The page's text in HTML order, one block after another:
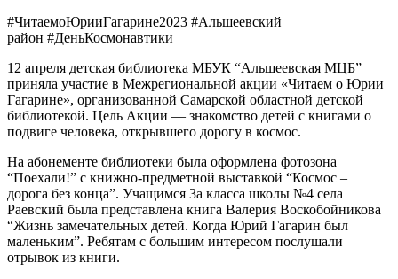
#ЧитаемоЮрииГагарине2023 #Альшеевский
район #ДеньКосмонавтики
12 апреля детская библиотека МБУК “Альшеевская МЦБ”
приняла участие в Межрегиональной акции «Читаем о Юрии
Гагарине», организованной Самарской областной детской
библиотекой. Цель Акции — знакомство детей с книгами о
подвиге человека, открывшего дорогу в космос.
На абонементе библиотеки была оформлена фотозона
“Поехали!” с книжно-предметной выставкой “Космос –
дорога без конца”. Учащимся 3а класса школы №4 села
Раевский была представлена книга Валерия Воскобойникова
“Жизнь замечательных детей. Когда Юрий Гагарин был
маленьким”. Ребятам с большим интересом послушали
отрывок из книги.